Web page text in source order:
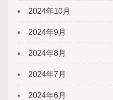
2024年10月
2024年9月
2024年8月
2024年7月
2024年6月